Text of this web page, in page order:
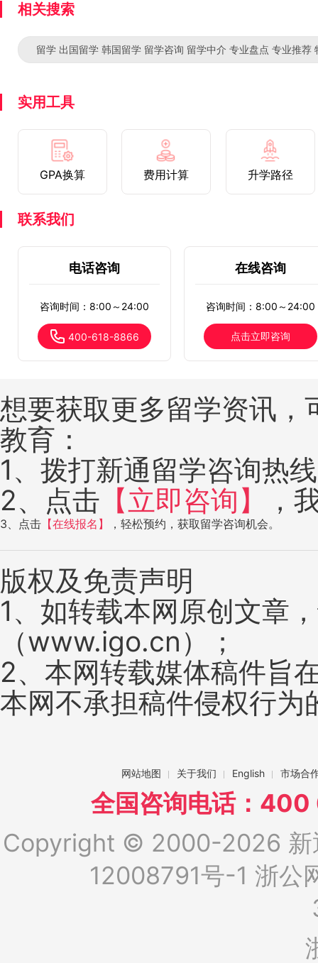
相关搜索
留学 出国留学 韩国留学 留学咨询 留学中介 专业盘点 专业推荐
实用工具
GPA换算 费用计算 升学路径
联系我们
电话咨询
咨询时间：8:00～24:00
400-618-8866
在线咨询
咨询时间：8:00～24:00
点击立即咨询
想要获取更多留学资讯
教育：
1、拨打新通留学咨询热
2、点击 【立即咨询】 ，
3、点击 【在线报名】 ，轻松预约，获取留学咨询机会。
版权及免责声明
1、如转载本网原创文章
（www.igo.cn）；
2、本网转载媒体稿件旨
本网不承担稿件侵权行为
网站地图 关于我们 English 市场合
全国咨询电话：
Copyright © 2000-2026 新
12008791号-1 浙公